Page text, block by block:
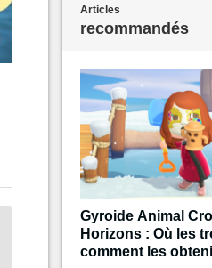
Articles
recommandés
Gyroide Animal
Horizons : Où les
comment les